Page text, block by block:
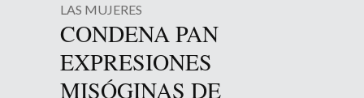
LAS MUJERES
CONDENA PAN
EXPRESIONES
MISÓGINAS DE